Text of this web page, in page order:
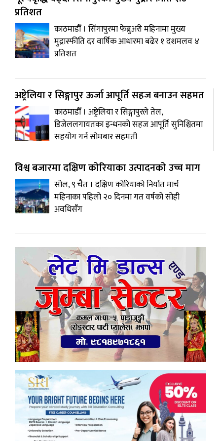
प्रतिशत
काठमाडौँ । सिंगापुरमा फेब्रुअरी महिनामा मुख्य
मुद्रास्फीति दर वार्षिक आधारमा बढेर १ दशमलव ४
प्रतिशत
अष्ट्रेलिया र सिङ्गापुर ऊर्जा आपूर्ति सहज बनाउन सहमत
काठमाडाैँ । अष्ट्रेलिया र सिङ्गापुरले तेल,
डिजेललगायतका इन्धनको सहज आपूर्ति सुनिश्चितमा
सहयोग गर्न सोमबार सहमती
विश्व बजारमा दक्षिण कोरियाका उत्पादनको उच्च माग
सोल, ९ चैत । दक्षिण कोरियाको निर्यात मार्च
महिनाका पहिलो २० दिनमा गत वर्षको सोही
अवधिसँग